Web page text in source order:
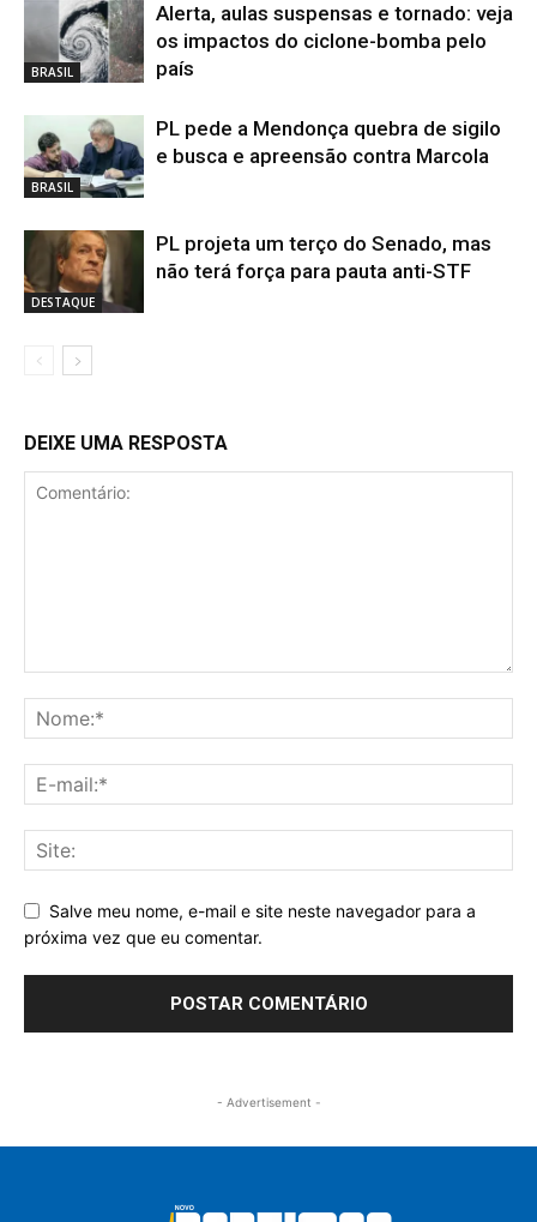
BRASIL
Alerta, aulas suspensas e tornado: veja
os impactos do ciclone-bomba pelo
país
BRASIL
PL pede a Mendonça quebra de sigilo
e busca e apreensão contra Marcola
DESTAQUE
PL projeta um terço do Senado, mas
não terá força para pauta anti-STF
DEIXE UMA RESPOSTA
Salve meu nome, e-mail e site neste navegador para a
próxima vez que eu comentar.
- Advertisement -